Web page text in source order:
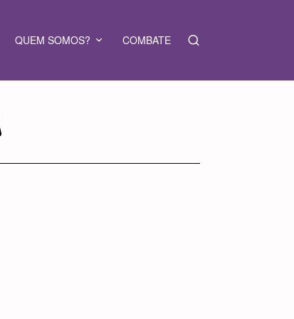
QUEM SOMOS? COMBATE